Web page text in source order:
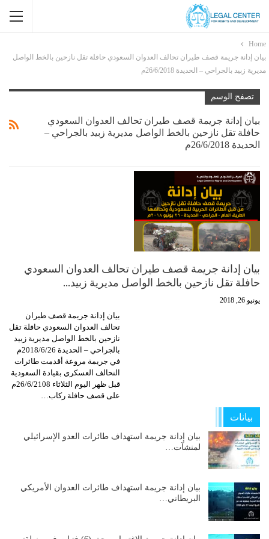
Home
بيان إدانة جريمة قصف طيران تحالف العدوان السعودي حافلة تقل نازحين بالخط الواصل
مديرية زبيد بالجراحي – الحديدة 26/6/2018م
تصفح الوسم
بيان إدانة جريمة قصف طيران تحالف العدوان السعودي
حافلة تقل نازحين بالخط الواصل مديرية زبيد بالجراحي –
الحديدة 26/6/2018م
بيان إدانة جريمة قصف طيران تحالف العدوان السعودي
حافلة تقل نازحين بالخط الواصل مديرية زبيد…
يونيو 26, 2018
بيان إدانة جريمة قصف طيران
تحالف العدوان السعودي حافلة تقل
نازحين بالخط الواصل مديرية زبيد
بالجراحي – الحديدة 2018/6/26م
في جريمة مروعة أقدمت طائرات
التحالف العسكري بقيادة السعودية
قبل ظهر اليوم الثلاثاء 26/6/2108م
على قصف حافلة ركاب…
بيانات
بيان إدانة جريمة استهداف طائرات العدو الإسرائيلي
لمنشآت…
بيان إدانة جريمة استهداف طائرات العدوان الأمريكي
البريطاني…